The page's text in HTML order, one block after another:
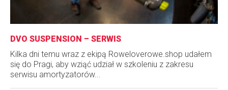
DVO SUSPENSION – SERWIS
Kilka dni temu wraz z ekipą Roweloverowe.shop udałem
się do Pragi, aby wziąć udział w szkoleniu z zakresu
serwisu amortyzatorów...